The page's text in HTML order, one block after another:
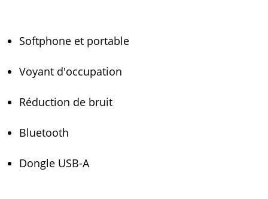
Softphone et portable
Voyant d'occupation
Réduction de bruit
Bluetooth
Dongle USB-A